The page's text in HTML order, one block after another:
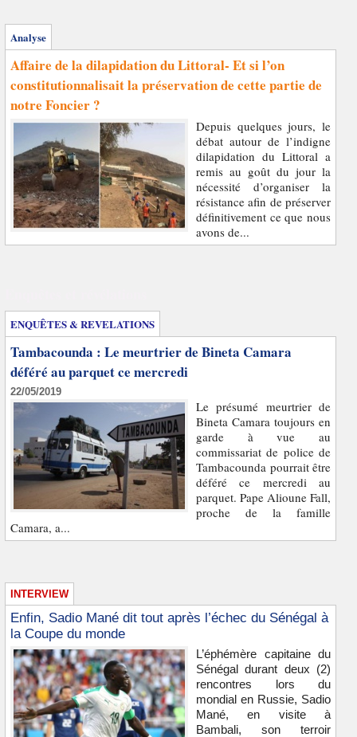
Analyse
Affaire de la dilapidation du Littoral- Et si l’on
constitutionnalisait la préservation de cette partie de
notre Foncier ?
Depuis quelques jours, le
débat autour de l’indigne
dilapidation du Littoral a
remis au goût du jour la
nécessité d’organiser la
résistance afin de préserver
définitivement ce que nous
avons de...
ENQUÊTES & REVELATIONS
Tambacounda : Le meurtrier de Bineta Camara
déféré au parquet ce mercredi
22/05/2019
Le présumé meurtrier de
Bineta Camara toujours en
garde à vue au
commissariat de police de
Tambacounda pourrait être
déféré ce mercredi au
parquet. Pape Alioune Fall,
proche de la famille
Camara, a...
INTERVIEW
Enfin, Sadio Mané dit tout après l’échec du Sénégal à
la Coupe du monde
L’éphémère capitaine du
Sénégal durant deux (2)
rencontres lors du
mondial en Russie, Sadio
Mané, en visite à
Bambali, son terroir